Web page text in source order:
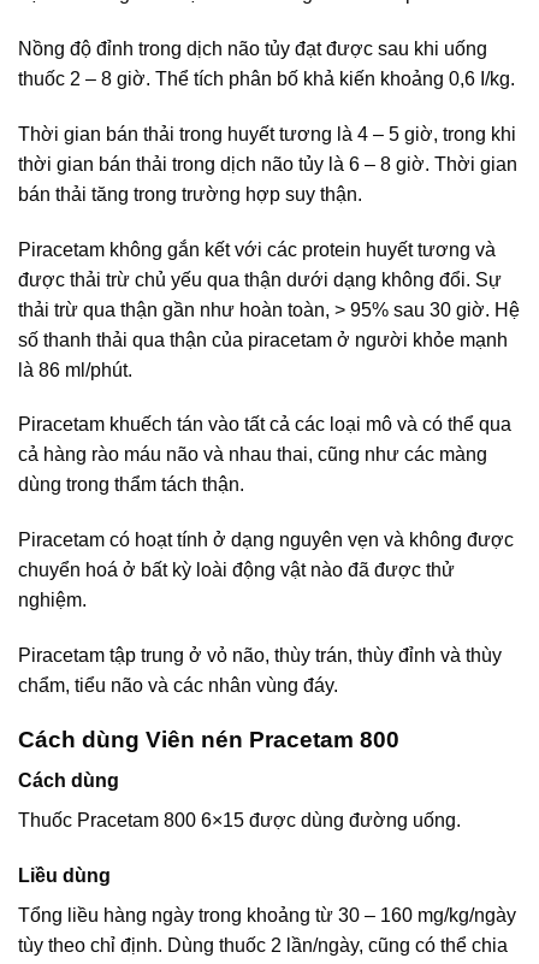
Nồng độ đỉnh trong dịch não tủy đạt được sau khi uống
thuốc 2 – 8 giờ. Thể tích phân bố khả kiến khoảng 0,6 I/kg.
Thời gian bán thải trong huyết tương là 4 – 5 giờ, trong khi
thời gian bán thải trong dịch não tủy là 6 – 8 giờ. Thời gian
bán thải tăng trong trường hợp suy thận.
Piracetam không gắn kết với các protein huyết tương và
được thải trừ chủ yếu qua thận dưới dạng không đổi. Sự
thải trừ qua thận gần như hoàn toàn, > 95% sau 30 giờ. Hệ
số thanh thải qua thận của piracetam ở người khỏe mạnh
là 86 ml/phút.
Piracetam khuếch tán vào tất cả các loại mô và có thể qua
cả hàng rào máu não và nhau thai, cũng như các màng
dùng trong thẩm tách thận.
Piracetam có hoạt tính ở dạng nguyên vẹn và không được
chuyển hoá ở bất kỳ loài động vật nào đã được thử
nghiệm.
Piracetam tập trung ở vỏ não, thùy trán, thùy đỉnh và thùy
chẩm, tiểu não và các nhân vùng đáy.
Cách dùng Viên nén Pracetam 800
Cách dùng
Thuốc Pracetam 800 6×15 được dùng đường uống.
Liều dùng
Tổng liều hàng ngày trong khoảng từ 30 – 160 mg/kg/ngày
tùy theo chỉ định. Dùng thuốc 2 lần/ngày, cũng có thể chia